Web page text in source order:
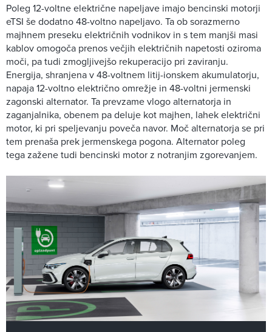
Poleg 12-voltne električne napeljave imajo bencinski motorji
eTSI še dodatno 48-voltno napeljavo. Ta ob sorazmerno
majhnem preseku električnih vodnikov in s tem manjši masi
kablov omogoča prenos večjih električnih napetosti oziroma
moči, pa tudi zmogljivejšo rekuperacijo pri zaviranju.
Energija, shranjena v 48-voltnem litij-ionskem akumulatorju,
napaja 12-voltno električno omrežje in 48-voltni jermenski
zagonski alternator. Ta prevzame vlogo alternatorja in
zaganjalnika, obenem pa deluje kot majhen, lahek električni
motor, ki pri speljevanju poveča navor. Moč alternatorja se pri
tem prenaša prek jermenskega pogona. Alternator poleg
tega zažene tudi bencinski motor z notranjim zgorevanjem.